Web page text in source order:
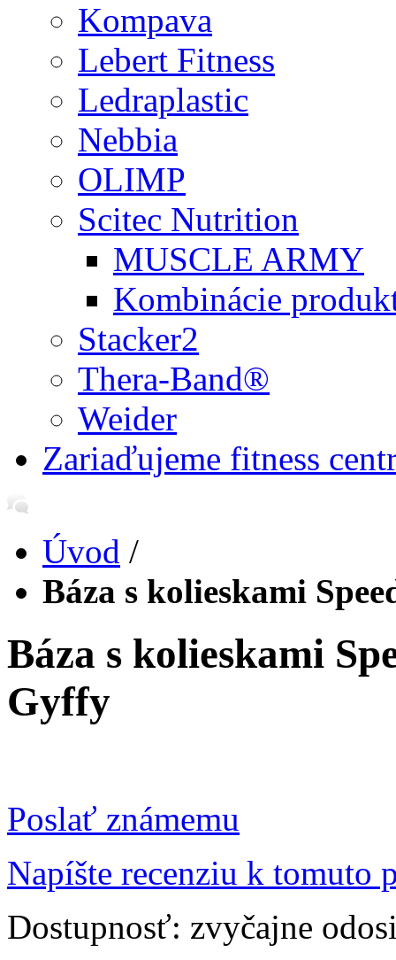
Kompava
Lebert Fitness
Ledraplastic
Nebbia
OLIMP
Scitec Nutrition
MUSCLE ARMY
Kombinácie
Stacker2
Thera-Band®
Weider
Zariaďujeme fitness
Úvod /
Báza s kolieskami
Báza s kolieskami
Gyffy
Poslať známemu
Napíšte recenziu k tomuto
Dostupnosť: zvyčajne